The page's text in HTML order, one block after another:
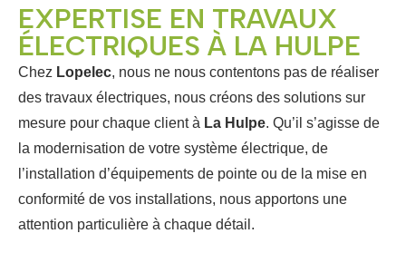
EXPERTISE EN TRAVAUX
ÉLECTRIQUES À LA HULPE
Chez Lopelec, nous ne nous contentons pas de réaliser
des travaux électriques, nous créons des solutions sur
mesure pour chaque client à La Hulpe. Qu’il s’agisse de
la modernisation de votre système électrique, de
l’installation d’équipements de pointe ou de la mise en
conformité de vos installations, nous apportons une
attention particulière à chaque détail.